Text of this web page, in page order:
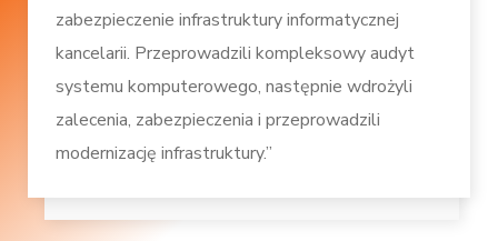
zabezpieczenie infrastruktury informatycznej
kancelarii. Przeprowadzili kompleksowy audyt
systemu komputerowego, następnie wdrożyli
zalecenia, zabezpieczenia i przeprowadzili
modernizację infrastruktury.”